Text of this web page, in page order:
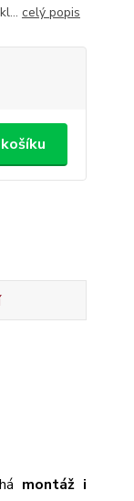
celý popis
montáž i